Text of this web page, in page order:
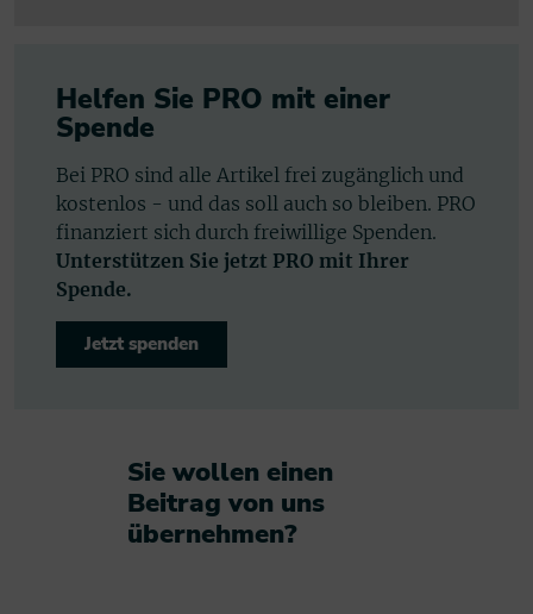
Helfen Sie PRO mit einer
Spende
Bei PRO sind alle Artikel frei zugänglich und
kostenlos - und das soll auch so bleiben. PRO
finanziert sich durch freiwillige Spenden.
Unterstützen Sie jetzt PRO mit Ihrer
Spende.
Jetzt spenden
Sie wollen einen
Beitrag von uns
übernehmen?​